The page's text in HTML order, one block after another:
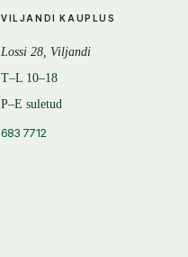
VILJANDI KAUPLUS
Lossi 28, Viljandi
T–L 10–18
P–E suletud
683 7712